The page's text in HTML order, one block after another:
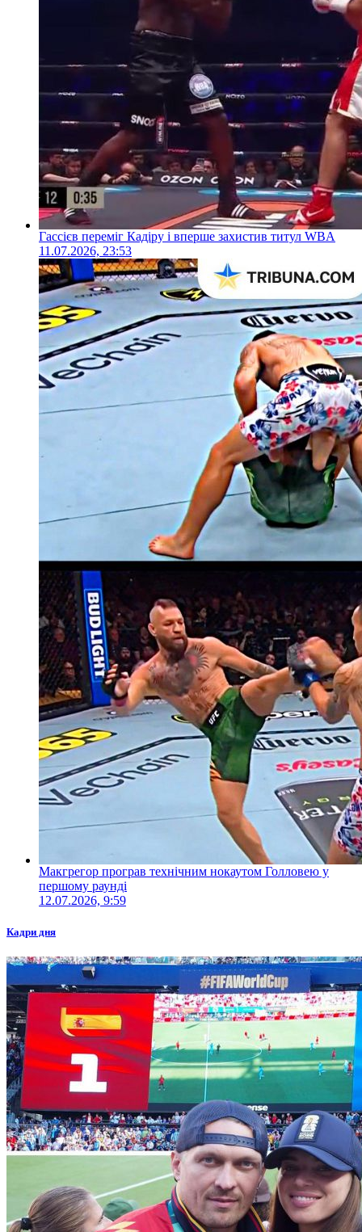
Гассієв переміг Кадіру і вперше захистив титул WBA
11.07.2026, 23:53
Макгрегор програв технічним нокаутом Голловею у
першому раунді
12.07.2026, 9:59
Кадри дня